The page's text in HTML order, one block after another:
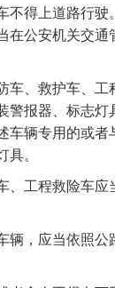
不得上道路行
在公安机关交
车、救护车、
警报器、标志
车辆专用的或者
。
、工程救险车应
辆，应当依照